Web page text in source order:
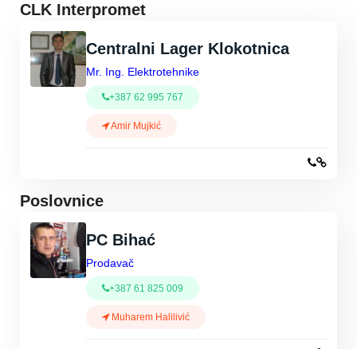
CLK Interpromet
Centralni Lager Klokotnica
Mr. Ing. Elektrotehnike
+387 62 995 767
Amir Mujkić
Poslovnice
PC Bihać
Prodavač
+387 61 825 009
Muharem Halilivić